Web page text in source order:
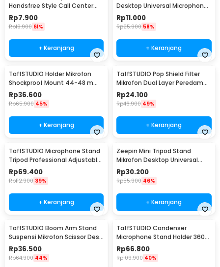
Handsfree Style Call Center
With Noise Reduction - M5
Rp7.900
Rp19.900 61%
+ Keranjang
Desktop Universal Microphone
Holder - BC-08
Rp11.000
Rp25.900 58%
+ Keranjang
TaffSTUDIO Holder Mikrofon
Shockproof Mount 44-48 mm
- SH-100
Rp36.600
Rp65.900 45%
+ Keranjang
TaffSTUDIO Pop Shield Filter
Mikrofon Dual Layer Peredam
Noise BOP - MPF-6
Rp24.100
Rp46.900 49%
+ Keranjang
TaffSTUDIO Microphone Stand
Tripod Professional Adjustable
2 Holder - NB-107
Rp69.400
Rp112.900 39%
+ Keranjang
Zeepin Mini Tripod Stand
Mikrofon Desktop Universal
dengan Pop Filter - F-9
Rp30.200
Rp55.900 46%
+ Keranjang
TaffSTUDIO Boom Arm Stand
Suspensi Mikrofon Scissor Desk
Clamp - NB-35
Rp36.500
Rp64.900 44%
TaffSTUDIO Condenser
Microphone Stand Holder 360
Lazypod Clamp - NB-35
Rp66.800
Rp109.900 40%